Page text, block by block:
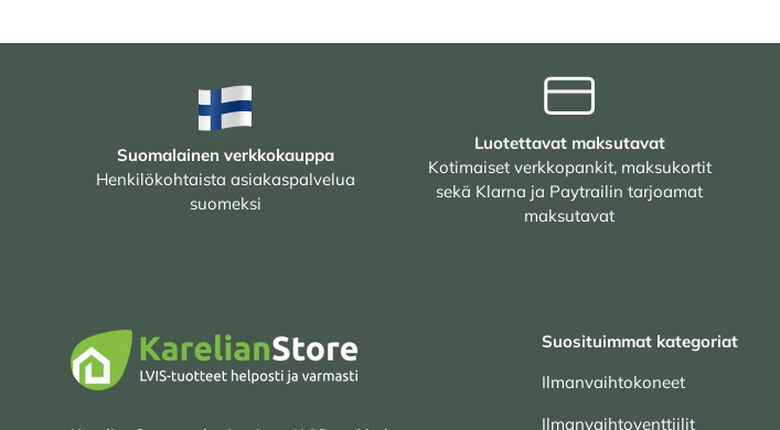
Suomalainen verkkokauppa
Henkilökohtaista asiakaspalvelua
suomeksi
Luotettavat maksutavat
Kotimaiset verkkopankit, maksukortit
sekä Klarna ja Paytrailin tarjoamat
maksutavat
Suosituimmat kategoriat
Ilmanvaihtokoneet
Ilmanvaihtoventtiilit